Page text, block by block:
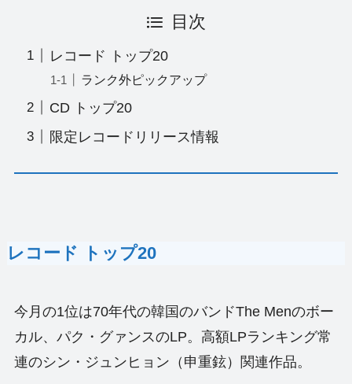
目次
レコード トップ20
ランク外ピックアップ
CD トップ20
限定レコードリリース情報
レコード トップ20
今月の1位は70年代の韓国のバンドThe Menのボー
カル、パク・グァンスのLP。高額LPランキング常
連のシン・ジュンヒョン（申重鉉）関連作品。